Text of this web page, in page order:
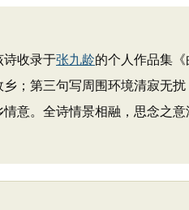
收录于张九龄的个人作品集
；第三句写周围环境清寂无
意。全诗情景相融，思念之意